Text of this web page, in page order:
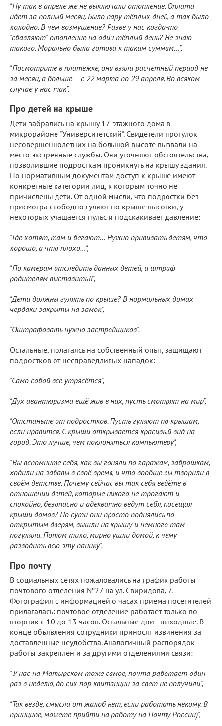
"Ну так в апреле же не выключали отопление. Оплата
идет за полный месяц. Было пару тёплых дней, а так было
холодно. В чем возмущение? Разве у нас когда-то
"сбавляют" отопление на один тёплый день? Не знаю
такого. Морально была готова к таким суммам…",
"Посмотрите в платежке, они взяли расчетный период не
за месяц, а больше – с 22 марта по 29 апреля. Во всяком
случае у нас так".
Про детей на крыше
Дети забрались на крышу 17-этажного дома в
микрорайоне "Университетский". Свидетели прогулок
несовершеннолетних на большой высоте вызвали на
место экстренные службы. Они уточняют обстоятельства,
позволившие подросткам проникнуть на крышу здания.
По нормативным документам доступ к крыше имеют
конкретные категории лиц, к которым точно не
причислены дети. От одной мысли, что подростки без
присмотра свободно гуляют по крыше высотки, у
некоторых учащается пульс и подскакивает давление:
"Где хотят, там и бегают… Нужно прививать детям, что
хорошо, а что плохо…",
"По камерам отследить данных детей, и штраф
родителям выставить!!",
"Дети должны гулять по крыше? В нормальных домах
чердаки закрыты на замок",
"Оштрафовать нужно застройщиков".
Остальные, полагаясь на собственный опыт, защищают
подростков от несправедливых нападок:
"Само собой все утрясётся",
"Дух авантюризма ещё жив в них, пусть смотрят на мир",
"Отстаньте от подростков. Пусть гуляют по крышам,
если нравится. С крыши открывается красивый вид на
город. Это лучше, чем поклоняться компьютеру",
"Вы вспомните себя, как вы гоняли по гаражам, заброшкам,
ходили на забавы в своё время, и что вообще вы творили в
своём детстве. Почему сейчас вы так себя ведёте в
отношении детей, которые никого не трогают и
спокойно, безопасно и адекватно ведут себя, посещая
крыши домов? По сути они просто поднялись по
открытым дверям, вышли на крышу и немного там
погуляли. Потом тихо, мирно ушли домой, к чему
разводить всю эту панику".
Про почту
В социальных сетях пожаловались на график работы
почтового отделения №27 на ул. Свиридова, 7.
Фотография с информацией о часах приема посетителей
прилагалась: почтовое отделение работает только во
вторник с 10 до 13 часов. Остальные дни - выходные. В
конце объявления сотрудники приносят извинения за
доставленные неудобства. Аналогичный распорядок
работы закреплен и за другими отделениями связи:
"У нас на Матырском тоже самое, почта работает один
раз в неделю, до сих пор квитанции за свет не получили",
"Так везде, смысла от жалоб нет, если работать некому. В
принципе, можете прийти на работу на Почту России)",